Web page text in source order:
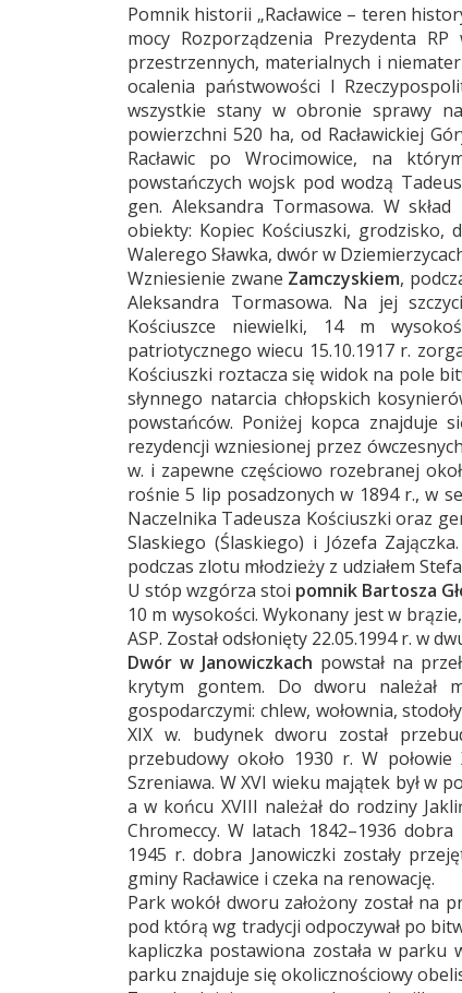
Pomnik historii „Racławice – teren
mocy Rozporządzenia Prezydenta
przestrzennych, materialnych i
ocalenia państwowości I
wszystkie stany w obronie sprawy
powierzchni 520 ha, od Racławickiej
Racławic po Wrocimowice, na
powstańczych wojsk pod wodzą
gen. Aleksandra Tormasowa. W
obiekty: Kopiec Kościuszki, grodzisko,
Walerego Sławka, dwór w
Wzniesienie zwane Zamczyskiem,
Aleksandra Tormasowa. Na jej
Kościuszce niewielki, 14 m
patriotycznego wiecu 15.10.1917 r.
Kościuszki roztacza się widok na pole
słynnego natarcia chłopskich
powstańców. Poniżej kopca znajduje
rezydencji wzniesionej przez
w. i zapewne częściowo rozebranej
rośnie 5 lip posadzonych w 1894 r., w
Naczelnika Tadeusza Kościuszki oraz
Slaskiego (Ślaskiego) i Józefa
podczas zlotu młodzieży z udziałem
U stóp wzgórza stoi pomnik Bartosza
10 m wysokości. Wykonany jest w
ASP. Został odsłonięty 22.05.1994 r. w
Dwór w Janowiczkach powstał na
krytym gontem. Do dworu należał
gospodarczymi: chlew, wołownia,
XIX w. budynek dworu został
przebudowy około 1930 r. W połowie
Szreniawa. W XVI wieku majątek był w
a w końcu XVIII należał do rodziny
Chromeccy. W latach 1842–1936
1945 r. dobra Janowiczki zostały
gminy Racławice i czeka na renowację.
Park wokół dworu założony został na
pod którą wg tradycji odpoczywał po
kapliczka postawiona została w parku
parku znajduje się okolicznościowy